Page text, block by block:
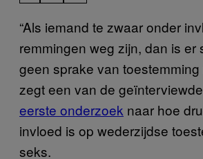
“Als iemand te zwaar onder
remmingen weg zijn, dan is er
geen sprake van toestemming
zegt een van de
eerste onderzoek naar hoe
invloed is op wederzijdse
seks.